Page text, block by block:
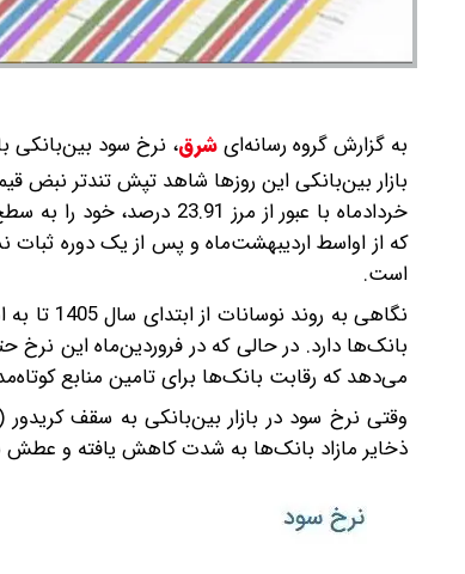
به گزارش گروه رسانه‌ایشرق، نرخ سود بین‌بانکی با رشد به 23.97 درصد، سیگنال جدیدی از فشار نقدینگی
که از اواسط اردیبهشت‌ماه و پس از یک دوره ثبات
است.
نگاهی
می‌دهد که رقابت بانک‌ها برای تامین منابع
ذخایر مازاد بانک‌ها به شدت کاهش یافته و عطش